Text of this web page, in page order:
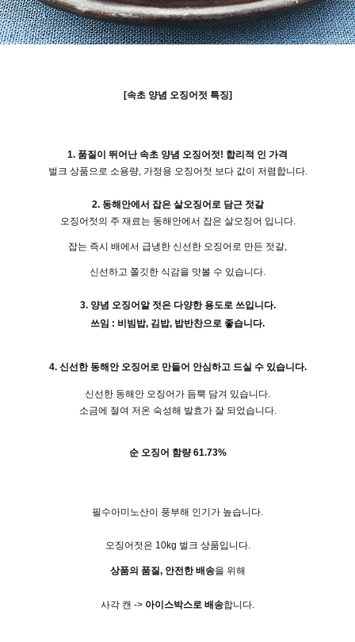
[속초 양념 오징어젓 특징]
1. 품질이 뛰어난 속초 양념 오징어젓! 합리적 인 가격
벌크 상품으로 소용량, 가정용 오징어젓 보다 값이 저렴합니다.
2. 동해안에서 잡은 살오징어로 담근 젓갈
오징어젓의 주 재료는 동해안에서 잡은 살오징어 입니다.
잡는 즉시 배에서 급냉한 신선한 오징어로 만든 젓갈,
신선하고 쫄깃한 식감을 맛볼 수 있습니다.
3. 양념 오징어알 젓은 다양한 용도로 쓰입니다.
쓰임 : 비빔밥, 김밥, 밥반찬으로 좋습니다.
4. 신선한 동해안 오징어로 만들어 안심하고 드실 수 있습니다.
신선한 동해안 오징어가 듬뿍 담겨 있습니다.
소금에 절여 저온 숙성해 발효가 잘 되었습니다.
순 오징어 함량61.73%
필수아미노산이 풍부해 인기가 높습니다.
오징어젓은 10kg 벌크 상품입니다.
상품의 품질, 안전한 배송을 위해
사각 캔 -> 아이스박스로 배송합니다.